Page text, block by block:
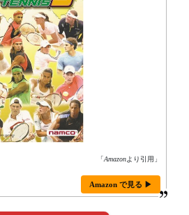
「Amazonより引用」
Amazon で見る ▶